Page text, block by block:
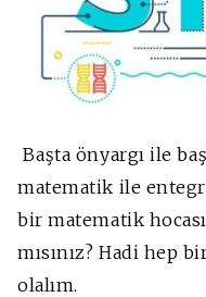
Başta önyargı ile
matematik ile
bir matematik
mısınız? Hadi hep
olalım.